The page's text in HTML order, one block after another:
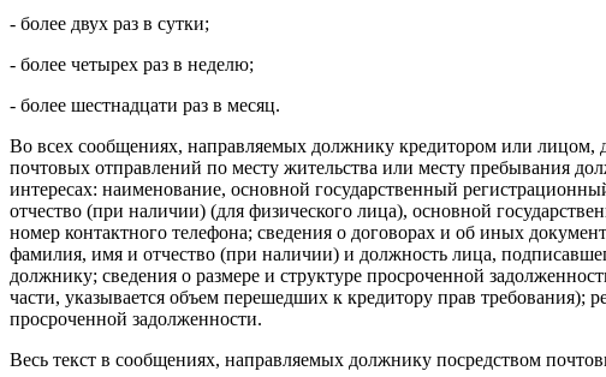
- более двух раз в сутки;
- более четырех раз в неделю;
- более шестнадцати раз в месяц.
Во всех сообщениях, направляемых должнику кредитором или лицом,
почтовых отправлений по месту жительства или месту пребывания
интересах: наименование, основной государственный
отчество (при наличии) (для физического лица), основной
номер контактного телефона; сведения о договорах и об иных
фамилия, имя и отчество (при наличии) и должность лица,
должнику; сведения о размере и структуре просроченной
части, указывается объем перешедших к кредитору прав требования);
просроченной задолженности.
Весь текст в сообщениях, направляемых должнику посредством